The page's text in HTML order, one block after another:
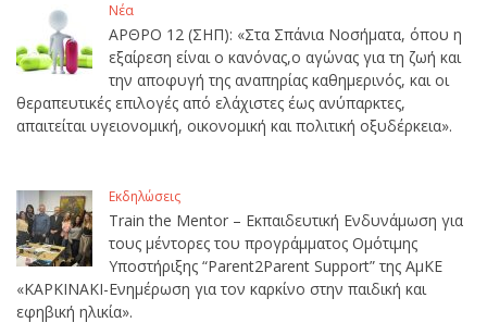
Νέα
ΑΡΘΡΟ 12 (ΣΗΠ): «Στα Σπάνια Νοσήματα, όπου η
εξαίρεση είναι ο κανόνας,ο αγώνας για τη ζωή και
την αποφυγή της αναπηρίας καθημερινός, και οι
θεραπευτικές επιλογές από ελάχιστες έως ανύπαρκτες,
απαιτείται υγειονομική, οικονομική και πολιτική οξυδέρκεια».
Εκδηλώσεις
Train the Mentor – Εκπαιδευτική Ενδυνάμωση για
τους μέντορες του προγράμματος Ομότιμης
Υποστήριξης “Parent2Parent Support” της ΑμΚΕ
«ΚΑΡΚΙΝΑΚΙ-Ενημέρωση για τον καρκίνο στην παιδική και
εφηβική ηλικία».